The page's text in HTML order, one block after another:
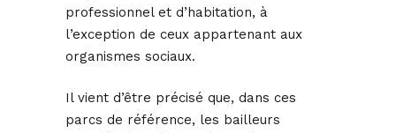
professionnel et d’habitation, à
l’exception de ceux appartenant aux
organismes sociaux.
Il vient d’être précisé que, dans ces
parcs de référence, les bailleurs